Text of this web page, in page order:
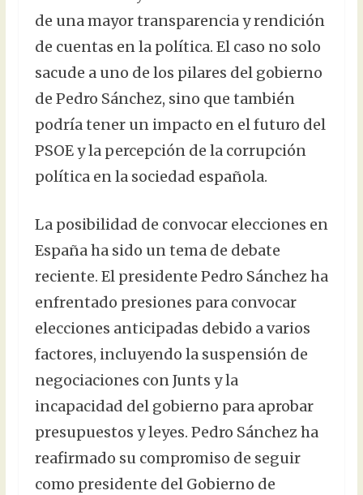
de una mayor transparencia y rendición
de cuentas en la política. El caso no solo
sacude a uno de los pilares del gobierno
de Pedro Sánchez, sino que también
podría tener un impacto en el futuro del
PSOE y la percepción de la corrupción
política en la sociedad española.
La posibilidad de convocar elecciones en
España ha sido un tema de debate
reciente. El presidente Pedro Sánchez ha
enfrentado presiones para convocar
elecciones anticipadas debido a varios
factores, incluyendo la suspensión de
negociaciones con Junts y la
incapacidad del gobierno para aprobar
presupuestos y leyes. Pedro Sánchez ha
reafirmado su compromiso de seguir
como presidente del Gobierno de